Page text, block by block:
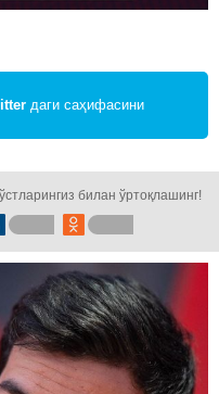
даги саҳифасини
билан ўртоқлашинг!